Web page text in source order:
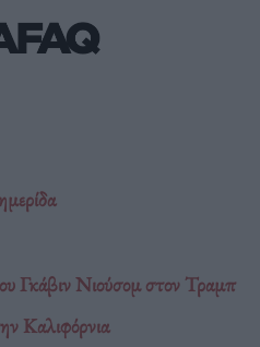
Γκάβιν Νιούσομ στον Τραμπ
Καλιφόρνια